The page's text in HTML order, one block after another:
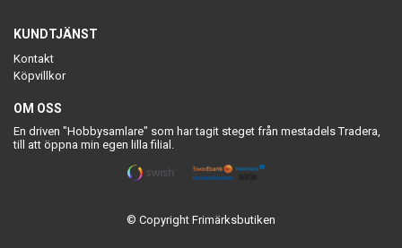
KUNDTJÄNST
Kontakt
Köpvillkor
OM OSS
En driven "Hobbysamlare" som har tagit steget från mestadels Tradera,
till att öppna min egen lilla filial.
© Copyright Frimärksbutiken